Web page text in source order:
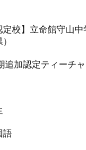
定校】立命館守山
追加認定ティーチ
語